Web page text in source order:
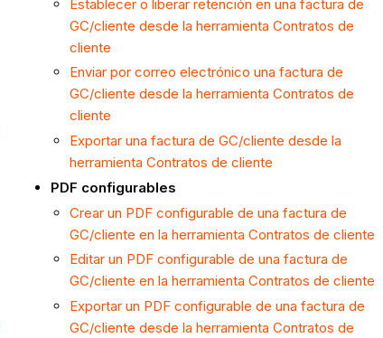
Establecer o liberar retención en una factura de
GC/cliente desde la herramienta Contratos de
cliente
Enviar por correo electrónico una factura de
GC/cliente desde la herramienta Contratos de
cliente
Exportar una factura de GC/cliente desde la
herramienta Contratos de cliente
PDF configurables
Crear un PDF configurable de una factura de
GC/cliente en la herramienta Contratos de cliente
Editar un PDF configurable de una factura de
GC/cliente en la herramienta Contratos de cliente
Exportar un PDF configurable de una factura de
GC/cliente desde la herramienta Contratos de